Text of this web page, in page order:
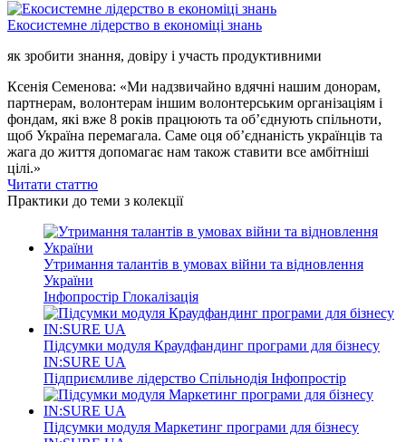
Екосистемне лідерство в економіці знань
як зробити знання, довіру і участь продуктивними
Ксенія Семенова: «Ми надзвичайно вдячні нашим донорам,
партнерам, волонтерам іншим волонтерським організаціям і
фондам, які вже 8 років працюють та об’єднують спільноти,
щоб Україна перемагала. Саме оця об’єднаність українців та
жага до життя допомагає нам також ставити все амбітніші
цілі.»
Читати статтю
Практики до теми з колекції
Утримання талантів в умовах війни та відновлення
України
Інфопростір Глокалізація
Підсумки модуля Краудфандинг програми для бізнесу
IN:SURE UA
Підприємливе лідерство Спільнодія Інфопростір
Підсумки модуля Маркетинг програми для бізнесу